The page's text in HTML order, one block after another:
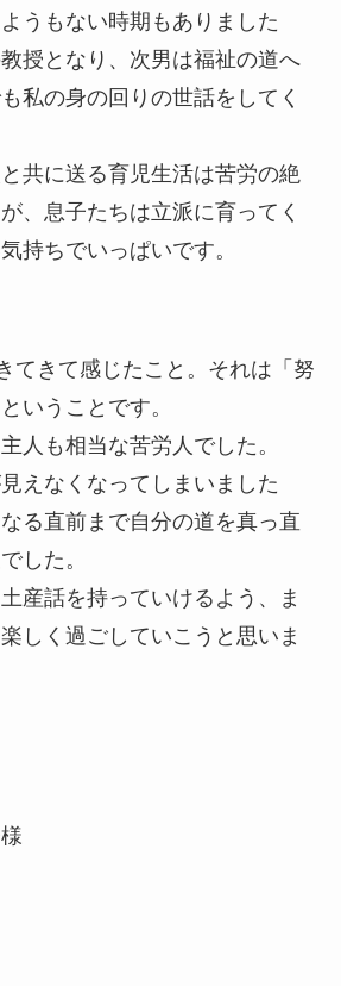
うもない時期もありました
授となり、次男は福祉の道へ
私の身の回りの世話をしてく
共に送る育児生活は苦労の絶
、息子たちは立派に育ってく
持ちでいっぱいです。
てきて感じたこと。それは「努
いうことです。
人も相当な苦労人でした。
えなくなってしまいました
る直前まで自分の道を真っ直
した。
産話を持っていけるよう、ま
しく過ごしていこうと思いま